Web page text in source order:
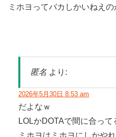
ミホヨってバカしかいねえの
匿名 より:
2026年5月30日 8:53 am
だよなｗ
LOLかDOTAで間に合って
ミホヨはミホヨにしかや